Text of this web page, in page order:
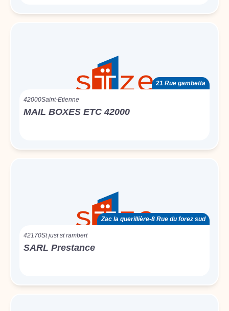
21 Rue gambetta
42000Saint-Etienne
MAIL BOXES ETC 42000
Zac la querillière-8 Rue du forez sud
42170St just st rambert
SARL Prestance